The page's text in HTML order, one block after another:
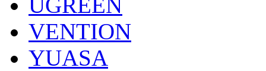
UGREEN
VENTION
YUASA